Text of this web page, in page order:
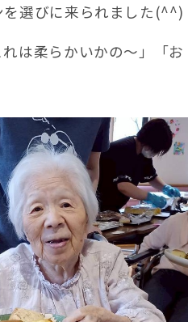
選びに来られました(^^)
は柔らかいかの～」「お